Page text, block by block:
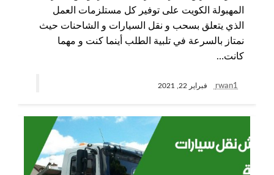
المهبولة الكويت على توفير كل مستلزمات العمل
الذي يتعلق بسحب و نقل السيارات و الشاحنات حيث
نمتاز بالسرعة في تلبية الطلب أينما كنت و مهما
كانت…
rwan1 فبراير 22, 2021